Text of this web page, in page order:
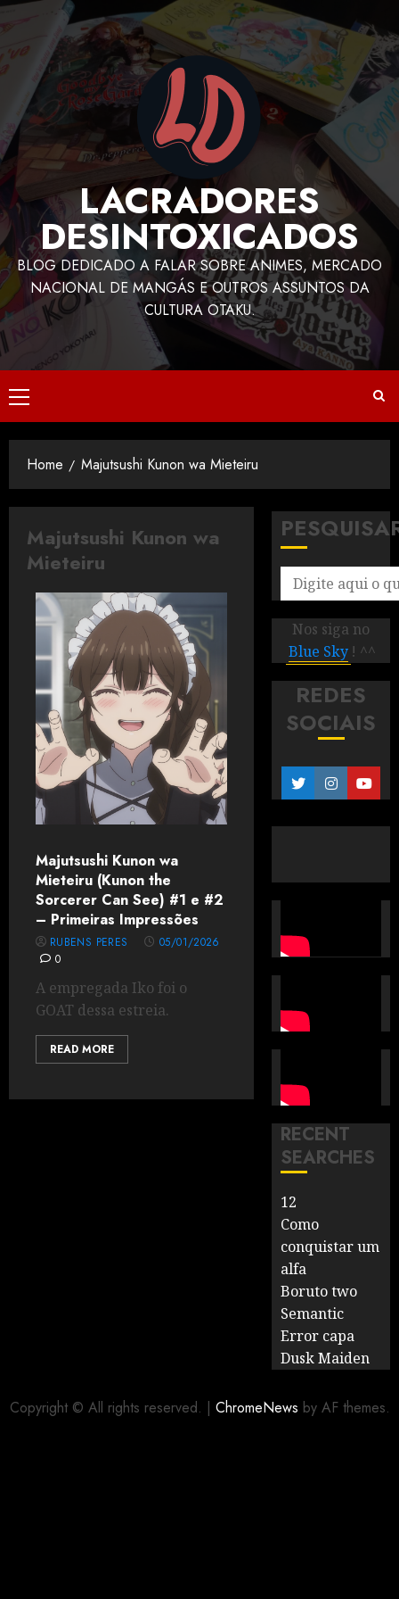
LACRADORES
DESINTOXICADOS
BLOG DEDICADO A FALAR SOBRE ANIMES, MERCADO
NACIONAL DE MANGÁS E OUTROS ASSUNTOS DA
CULTURA OTAKU.
Home Majutsushi Kunon wa Mieteiru
Majutsushi Kunon wa
Mieteiru
Majutsushi Kunon wa
Mieteiru (Kunon the
Sorcerer Can See) #1 e #2
– Primeiras Impressões
RUBENS PERES
05/01/2026
0
A empregada Iko foi o
GOAT dessa estreia.
READ MORE
Nos siga no
Blue Sky ! ^^
REDES
SOCIAIS
RECENT
SEARCHES
12
Como
conquistar um
alfa
Boruto two
Semantic
Error capa
Dusk Maiden
Copyright © All rights reserved. | ChromeNews by AF themes.